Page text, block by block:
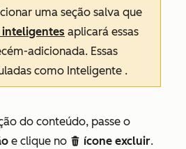
uma seção salva que
aplicará essas
adicionada. Essas
como Inteligente .
do conteúdo, passe o
e clique no delete ícone excluir.